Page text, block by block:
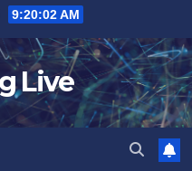
9:20:04 AM
Live